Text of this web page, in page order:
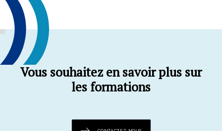
Vous souhaitez en savoir plus sur
les formations